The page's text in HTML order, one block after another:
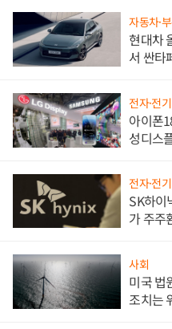
자동차·
현대차
서 싼타
전자·전
아이폰
성디스
전자·전
SK하이
가 주주
사회
미국 법
조치는